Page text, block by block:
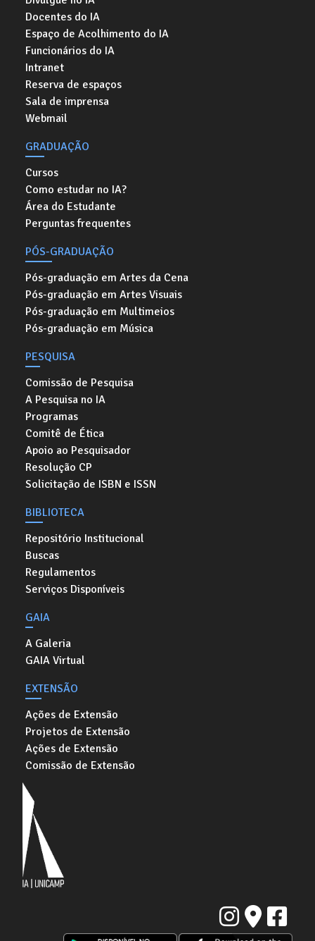
Docentes do IA
Espaço de Acolhimento do IA
Funcionários do IA
Intranet
Reserva de espaços
Sala de imprensa
Webmail
GRADUAÇÃO
Cursos
Como estudar no IA?
Área do Estudante
Perguntas frequentes
PÓS-GRADUAÇÃO
Pós-graduação em Artes da Cena
Pós-graduação em Artes Visuais
Pós-graduação em Multimeios
Pós-graduação em Música
PESQUISA
Comissão de Pesquisa
A Pesquisa no IA
Programas
Comitê de Ética
Apoio ao Pesquisador
Resolução CP
Solicitação de ISBN e ISSN
BIBLIOTECA
Repositório Institucional
Buscas
Regulamentos
Serviços Disponíveis
GAIA
A Galeria
GAIA Virtual
EXTENSÃO
Ações de Extensão
Projetos de Extensão
Ações de Extensão
Comissão de Extensão